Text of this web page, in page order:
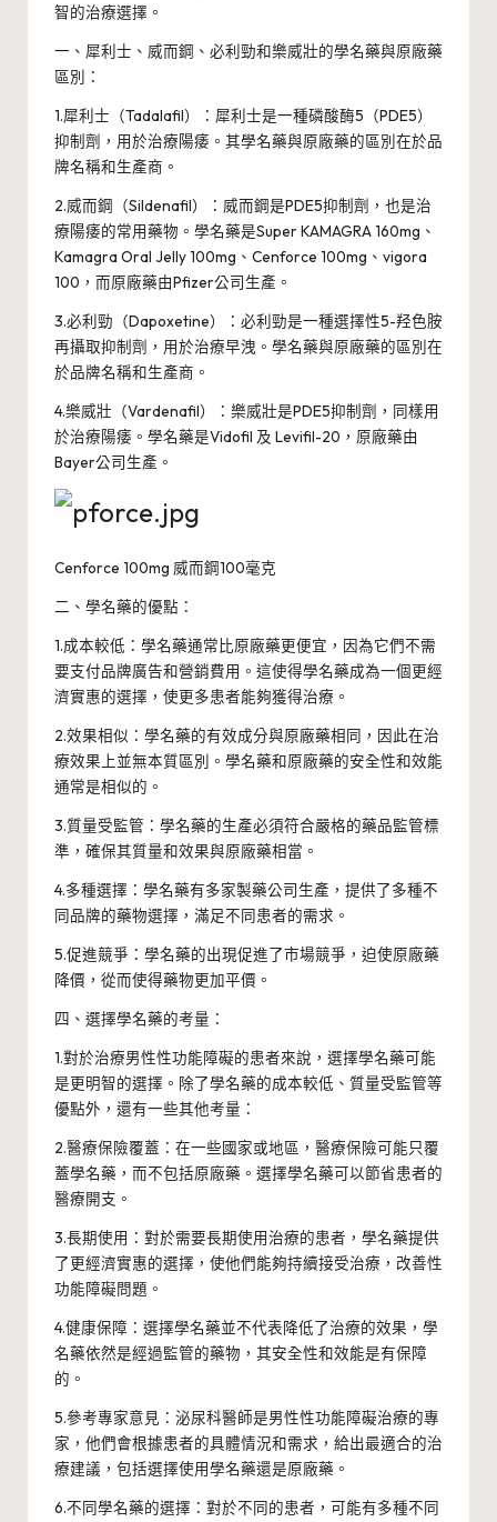
智的治療選擇。
一、犀利士、威而鋼、必利勁和樂威壯的學名藥與原廠藥
區別：
1.犀利士（Tadalafil）：犀利士是一種磷酸酶5（PDE5）
抑制劑，用於治療陽痿。其學名藥與原廠藥的區別在於品
牌名稱和生產商。
2.威而鋼（Sildenafil）：威而鋼是PDE5抑制劑，也是治
療陽痿的常用藥物。學名藥是Super KAMAGRA 160mg 、
Kamagra Oral Jelly 100mg 、 Cenforce 100mg 、 vigora
100 ，而原廠藥由Pfizer公司生產。
3.必利勁（Dapoxetine）：必利勁是一種選擇性5-羟色胺
再攝取抑制劑，用於治療早洩。學名藥與原廠藥的區別在
於品牌名稱和生產商。
4.樂威壯（Vardenafil）：樂威壯是PDE5抑制劑，同樣用
於治療陽痿。學名藥是Vidofil 及 Levifil-20 ，原廠藥由
Bayer公司生產。
Cenforce 100mg 威而鋼100毫克
二、學名藥的優點：
1.成本較低：學名藥通常比原廠藥更便宜，因為它們不需
要支付品牌廣告和營銷費用。這使得學名藥成為一個更經
濟實惠的選擇，使更多患者能夠獲得治療。
2.效果相似：學名藥的有效成分與原廠藥相同，因此在治
療效果上並無本質區別。學名藥和原廠藥的安全性和效能
通常是相似的。
3.質量受監管：學名藥的生產必須符合嚴格的藥品監管標
準，確保其質量和效果與原廠藥相當。
4.多種選擇：學名藥有多家製藥公司生產，提供了多種不
同品牌的藥物選擇，滿足不同患者的需求。
5.促進競爭：學名藥的出現促進了市場競爭，迫使原廠藥
降價，從而使得藥物更加平價。
四、選擇學名藥的考量：
1.對於治療男性性功能障礙的患者來說，選擇學名藥可能
是更明智的選擇。除了學名藥的成本較低、質量受監管等
優點外，還有一些其他考量：
2.醫療保險覆蓋：在一些國家或地區，醫療保險可能只覆
蓋學名藥，而不包括原廠藥。選擇學名藥可以節省患者的
醫療開支。
3.長期使用：對於需要長期使用治療的患者，學名藥提供
了更經濟實惠的選擇，使他們能夠持續接受治療，改善性
功能障礙問題。
4.健康保障：選擇學名藥並不代表降低了治療的效果，學
名藥依然是經過監管的藥物，其安全性和效能是有保障
的。
5.參考專家意見：泌尿科醫師是男性性功能障礙治療的專
家，他們會根據患者的具體情況和需求，給出最適合的治
療建議，包括選擇使用學名藥還是原廠藥。
6.不同學名藥的選擇：對於不同的患者，可能有多種不同